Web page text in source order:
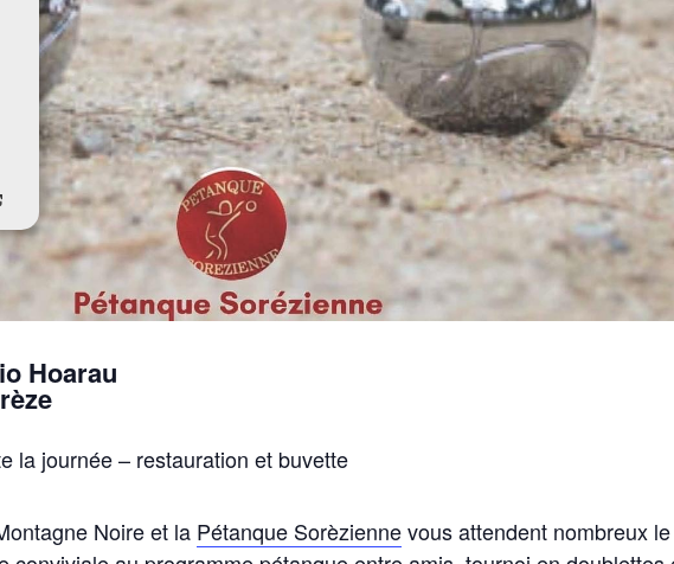
Hoarau
la journée – restauration et buvette
Noire et la Pétanque Sorèziennevous attendent nombreux